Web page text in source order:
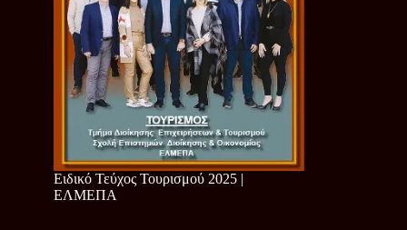
Ειδικό Τεύχος Τουρισμού 2025 |
ΕΛΜΕΠΑ